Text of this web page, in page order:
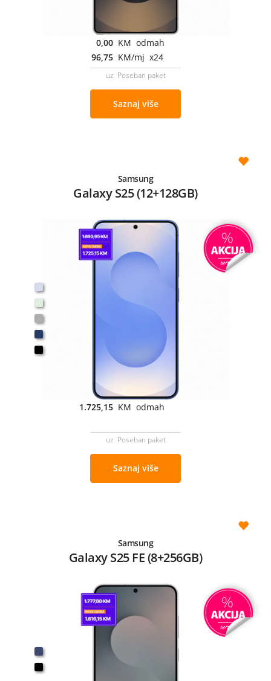
0,00 KM odmah
96,75 KM/mj x24
uz Poseban paket
Saznaj više
Samsung
Galaxy S25 (12+128GB)
1.725,15 KM odmah
uz Poseban paket
Saznaj više
Samsung
Galaxy S25 FE (8+256GB)